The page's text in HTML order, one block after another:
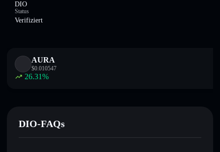
DIO
Status
Verifiziert
AURA
$0.010547
26.31%
DIO-FAQs